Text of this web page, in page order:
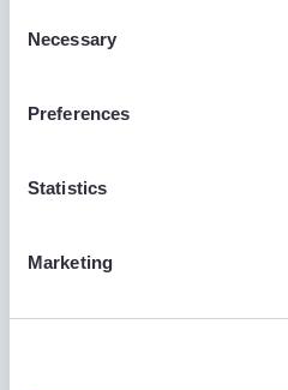
Selection
Necessary
Preferences
Statistics
Marketing
RUFNUMMER
LIEFERORT